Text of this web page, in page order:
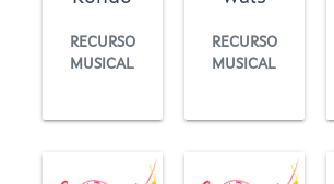
RECURSO
MUSICAL
RECURSO
MUSICAL